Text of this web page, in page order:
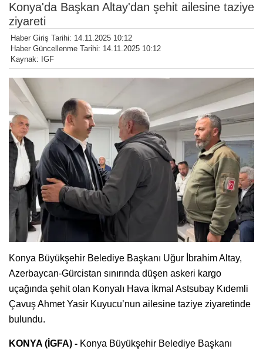
Konya'da Başkan Altay'dan şehit ailesine taziye
ziyareti
Haber Giriş Tarihi: 14.11.2025 10:12
Haber Güncellenme Tarihi: 14.11.2025 10:12
Kaynak: IGF
Konya Büyükşehir Belediye Başkanı Uğur İbrahim Altay,
Azerbaycan-Gürcistan sınırında düşen askeri kargo
uçağında şehit olan Konyalı Hava İkmal Astsubay Kıdemli
Çavuş Ahmet Yasir Kuyucu’nun ailesine taziye ziyaretinde
bulundu.
KONYA (İGFA) - Konya Büyükşehir Belediye Başkanı